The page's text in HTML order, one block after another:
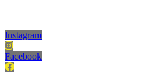
Instagram
Facebook